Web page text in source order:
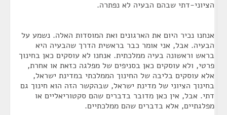
הציוני-דתי שבהם הבעיה לא נפתרה.
אנחנו נכיר היום את הארגונים ואת המוסדות האלה. נשמע על
הבעיה. אבל, אני אומר כבר בראשית הדרך שהבעיה היא
בראש וראשונה בעיה ממלכתית. אנחנו לא עוסקים כאן בחינוך
פרטי, ולא עוסקים כאן בסניפים של מפלגה כזאת או אחרת,
אלא עוסקים בליבה של החינוך הממלכתי במדינת ישראל,
בחינוך הציוני של מדינת ישראל, שבהקשר הזה הוא חינוך גם
דתי. אבל, אין כאן מדובר בדברים שהם סקטוריאליים או
מפלגתיים, אלא בדברים שהם ממלכתיים.